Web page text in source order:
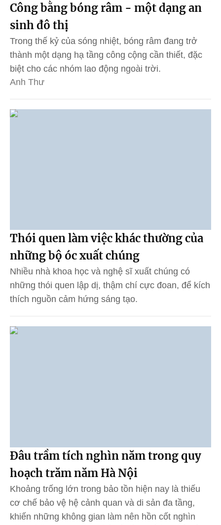
Công bằng bóng râm - một dạng an
sinh đô thị
Trong thế kỷ của sóng nhiệt, bóng râm đang trở
thành một dạng hạ tầng công cộng cần thiết, đặc
biệt cho các nhóm lao động ngoài trời.
Anh Thư
Thói quen làm việc khác thường của
những bộ óc xuất chúng
Nhiều nhà khoa học và nghệ sĩ xuất chúng có
những thói quen lập dị, thậm chí cực đoan, để kích
thích nguồn cảm hứng sáng tạo.
Đâu trầm tích nghìn năm trong quy
hoạch trăm năm Hà Nội
Khoảng trống lớn trong bảo tồn hiện nay là thiếu
cơ chế bảo vệ hệ cảnh quan và di sản đa tầng,
khiến những không gian làm nên hồn cốt nghìn